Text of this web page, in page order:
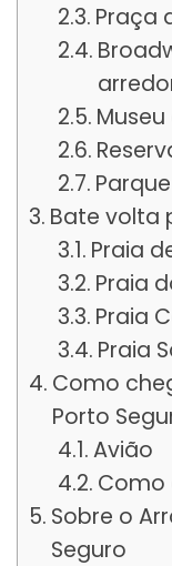
Praça
Bate volta
Praia
Praia
Praia
Praia
Como
Porto
Avião
Como
Sobre o
Seguro